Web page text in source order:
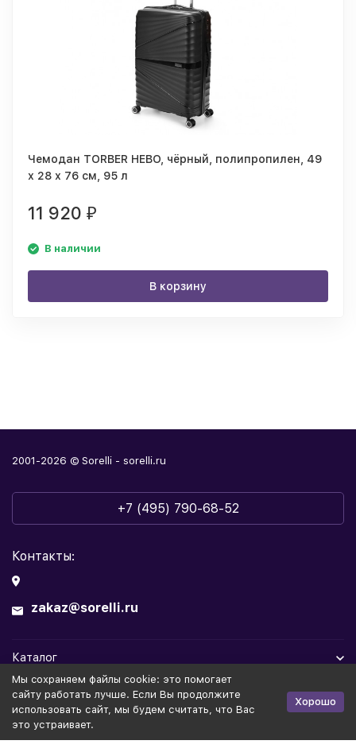
Чемодан TORBER НЕВО, чёрный, полипропилен, 49
х 28 х 76 см, 95 л
11 920 ₽
В наличии
В корзину
2001-2026 © Sorelli - sorelli.ru
+7 (495) 790-68-52
Контакты:
zakaz@sorelli.ru
Каталог
Информация
Политика персональных данных Публичная оферта
Мы cохраняем файлы cookie: это помогает
сайту работать лучше. Если Вы продолжите
использовать сайт, мы будем считать, что Вас
это устраивает.
Хорошо